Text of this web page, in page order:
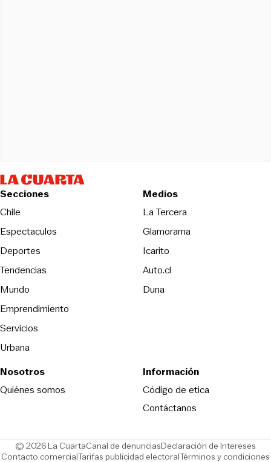
Secciones
Chile
Espectaculos
Deportes
Tendencias
Mundo
Emprendimiento
Servicios
Urbana
Medios
La TerceraOpens in new
Glamorama
Icarito
Auto.cl
DunaOpens in new window
Nosotros
Quiénes somos
Información
Código de eticaOpens in new
Contáctanos
© 2026 La CuartaCanal de denunciasOpens in new window
Declaración de Intereses
Contacto comercialOpens in new window
Tarifas publicidad electoralOpens in new window
Términos y condiciones